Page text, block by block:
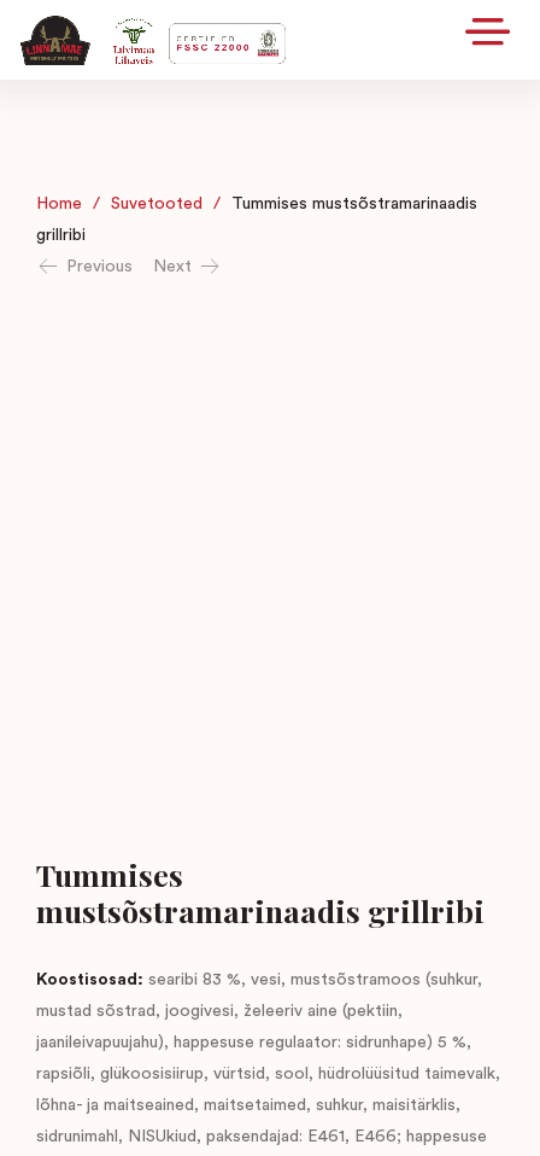
Home / Suvetooted /
Tummises mustsõstramarinaadis
grillribi
Previous
Next
Tummises
mustsõstramarinaadis grillribi
Koostisosad: searibi 83 %, vesi, mustsõstramoos (suhkur,
mustad sõstrad, joogivesi, želeeriv aine (pektiin,
jaanileivapuujahu), happesuse regulaator: sidrunhape) 5 %,
rapsiõli, glükoosisiirup, vürtsid, sool, hüdrolüüsitud taimevalk,
lõhna- ja maitseained, maitsetaimed, suhkur, maisitärklis,
sidrunimahl, NISUkiud, paksendajad: E461, E466; happesuse